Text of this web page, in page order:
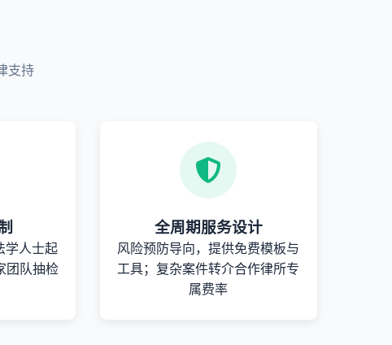
支持
学人士起
团队抽检
全周期服务设计
风险预防导向，提供免费模板与
工具；复杂案件转介合作律所专
属费率